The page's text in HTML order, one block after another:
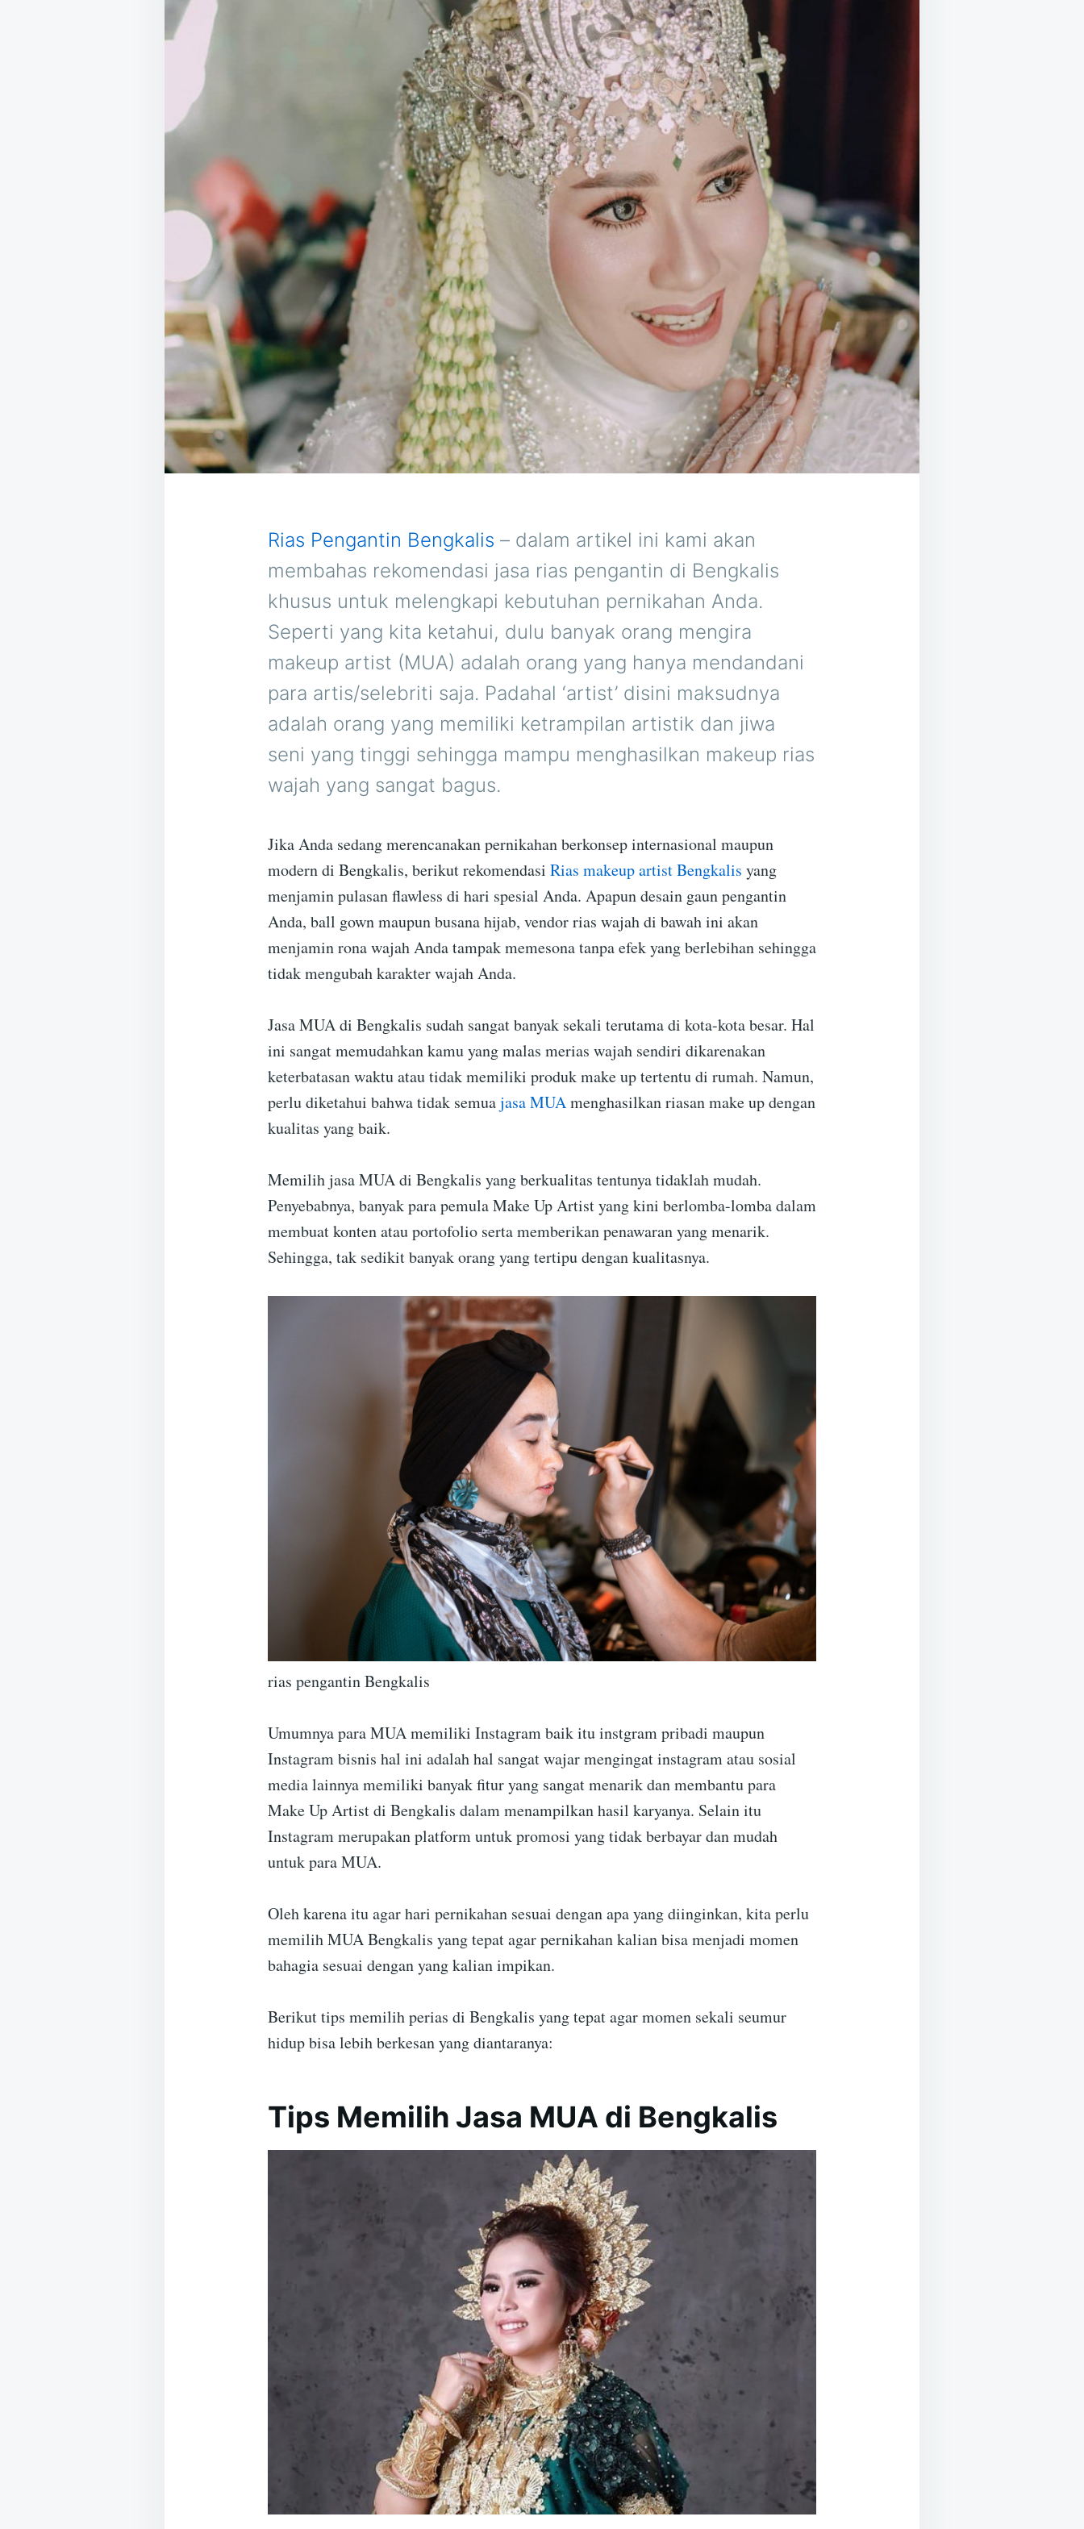
Rias Pengantin Bengkalis – dalam artikel ini kami akan
membahas rekomendasi jasa rias pengantin di Bengkalis
khusus untuk melengkapi kebutuhan pernikahan Anda.
Seperti yang kita ketahui, dulu banyak orang mengira
makeup artist (MUA) adalah orang yang hanya mendandani
para artis/selebriti saja. Padahal ‘artist’ disini maksudnya
adalah orang yang memiliki ketrampilan artistik dan jiwa
seni yang tinggi sehingga mampu menghasilkan makeup rias
wajah yang sangat bagus.
Jika Anda sedang merencanakan pernikahan berkonsep internasional maupun
modern di Bengkalis, berikut rekomendasi Rias makeup artist Bengkalis yang
menjamin pulasan flawless di hari spesial Anda. Apapun desain gaun pengantin
Anda, ball gown maupun busana hijab, vendor rias wajah di bawah ini akan
menjamin rona wajah Anda tampak memesona tanpa efek yang berlebihan sehingga
tidak mengubah karakter wajah Anda.
Jasa MUA di Bengkalis sudah sangat banyak sekali terutama di kota-kota besar. Hal
ini sangat memudahkan kamu yang malas merias wajah sendiri dikarenakan
keterbatasan waktu atau tidak memiliki produk make up tertentu di rumah. Namun,
perlu diketahui bahwa tidak semuajasa MUAmenghasilkan riasan make up dengan
kualitas yang baik.
Memilih jasa MUA di Bengkalis yang berkualitas tentunya tidaklah mudah.
Penyebabnya, banyak para pemula Make Up Artist yang kini berlomba-lomba dalam
membuat konten atau portofolio serta memberikan penawaran yang menarik.
Sehingga, tak sedikit banyak orang yang tertipu dengan kualitasnya.
rias pengantin Bengkalis
Umumnya para MUA memiliki Instagram baik itu instgram pribadi maupun
Instagram bisnis hal ini adalah hal sangat wajar mengingat instagram atau sosial
media lainnya memiliki banyak fitur yang sangat menarik dan membantu para
Make Up Artist di Bengkalis dalam menampilkan hasil karyanya. Selain itu
Instagram merupakan platform untuk promosi yang tidak berbayar dan mudah
untuk para MUA.
Oleh karena itu agar hari pernikahan sesuai dengan apa yang diinginkan, kita perlu
memilih MUA Bengkalis yang tepat agar pernikahan kalian bisa menjadi momen
bahagia sesuai dengan yang kalian impikan.
Berikut tips memilih perias di Bengkalis yang tepat agar momen sekali seumur
hidup bisa lebih berkesan yang diantaranya:
Tips Memilih Jasa MUA di Bengkalis